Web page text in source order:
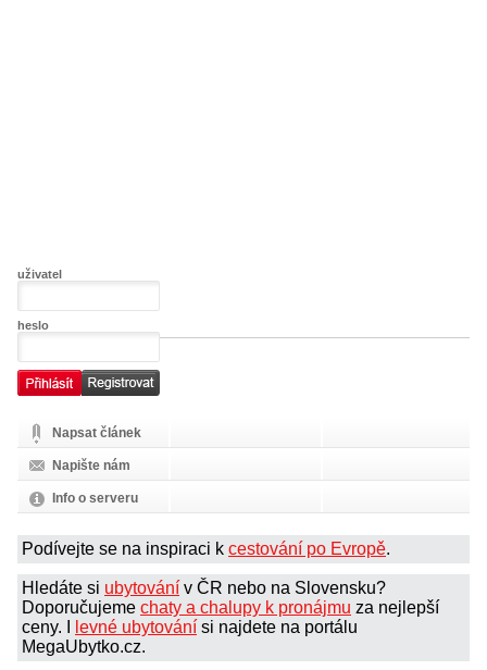
uživatel
heslo
Napsat článek
Napište nám
Info o serveru
Podívejte se na inspiraci k cestování po Evropě.
Hledáte si ubytování v ČR nebo na Slovensku?
Doporučujeme chaty a chalupy k pronájmu za nejlepší
ceny. I
levné ubytování si najdete na portálu
MegaUbytko.cz.